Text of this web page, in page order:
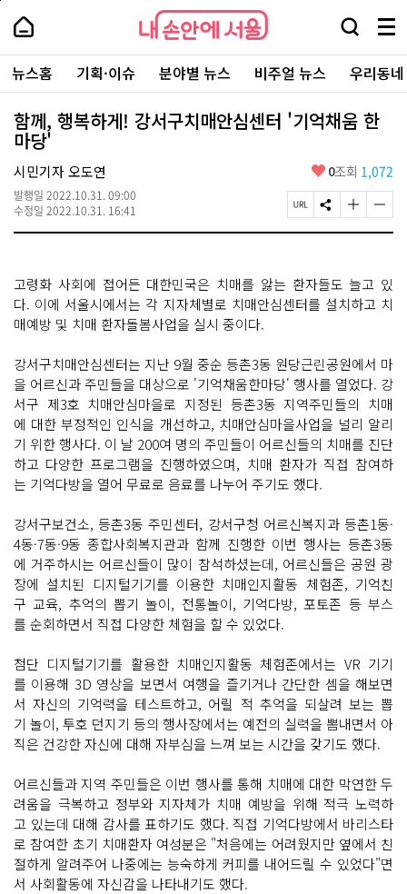
본
로
가
내
손
안
에
서
울
-
서
울
시
대
표
소
통
포
내
손
에
울
검
창
열
기
메
뉴
전
체
보
주
요
서
뉴스홈 기획·이슈 분야별 뉴스 비주얼 뉴스 우리동
함께, 행복하게! 강서구치매안심센터 '기억채움 한
마당'
시민기자 오도연
발행일 2022.10.31. 09:00
수정일 2022.10.31. 16:41
좋
요
0조회 1,072
페
이
R
L
복
사
S
N
하
기
글
자
게
변
글
자
게
변
고령화 사회에 접어든 대한민국은 치매를 앓는 환자들도 늘고 있
다. 이에 서울시에서는 각 지자체별로 치매안심센터를 설치하고 치
매예방 및 치매 환자돌봄사업을 실시 중이다.
강서구치매안심센터는 지난 9월 중순 등촌3동 원당근린공원에서 마
을 어르신과 주민들을 대상으로 '기억채움한마당' 행사를 열었다. 강
서구 제3호 치매안심마을로 지정된 등촌3동 지역주민들의 치매
에 대한 부정적인 인식을 개선하고, 치매안심마을사업을 널리 알리
기 위한 행사다. 이 날 200여 명의 주민들이 어르신들의 치매를 진단
하고 다양한 프로그램을 진행하였으며, 치매 환자가 직접 참여하
는 기억다방을 열어 무료로 음료를 나누어 주기도 했다.
강서구보건소, 등촌3동 주민센터, 강서구청 어르신복지과 등촌1동·
4동·7동·9동 종합사회복지관과 함께 진행한 이번 행사는 등촌3동
에 거주하시는 어르신들이 많이 참석하셨는데, 어르신들은 공원 광
장에 설치된 디지털기기를 이용한 치매인지활동 체험존, 기억친
구 교육, 추억의 뽑기 놀이, 전통놀이, 기억다방, 포토존 등 부스
를 순회하면서 직접 다양한 체험을 할 수 있었다.
첨단 디지털기기를 활용한 치매인지활동 체험존에서는 VR 기기
를 이용해 3D 영상을 보면서 여행을 즐기거나 간단한 셈을 해보면
서 자신의 기억력을 테스트하고, 어릴 적 추억을 되살려 보는 뽑
기 놀이, 투호 던지기 등의 행사장에서는 예전의 실력을 뽐내면서 아
직은 건강한 자신에 대해 자부심을 느껴 보는 시간을 갖기도 했다.
어르신들과 지역 주민들은 이번 행사를 통해 치매에 대한 막연한 두
려움을 극복하고 정부와 지자체가 치매 예방을 위해 적극 노력하
고 있는데 대해 감사를 표하기도 했다. 직접 기억다방에서 바리스타
로 참여한 초기 치매환자 여성분은 "처음에는 어려웠지만 옆에서 친
절하게 알려주어 나중에는 능숙하게 커피를 내어드릴 수 있었다"면
서 사회활동에 자신감을 나타내기도 했다.
페
상
단
로